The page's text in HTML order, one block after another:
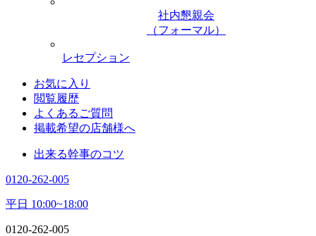
社内懇親会
（フォーマル）
レセプション
お気に入り
閲覧履歴
よくあるご質問
掲載希望の店舗様へ
出来る幹事のコツ
0120-262-005
平日 10:00~18:00
0120-262-005